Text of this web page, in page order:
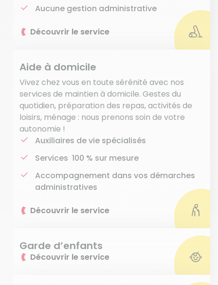
Aucune gestion administrative
Découvrir le service
Aide à domicile
Vivez chez vous en toute sérénité avec nos
services de maintien à domicile. Gestes du
quotidien, préparation des repas, activités de
loisirs, ménage : nous prenons soin de votre
autonomie !
Auxiliaires de vie spécialisés
Services 100 % sur mesure
Accompagnement dans vos démarches
administratives
Découvrir le service
Garde d’enfants
Découvrir le service